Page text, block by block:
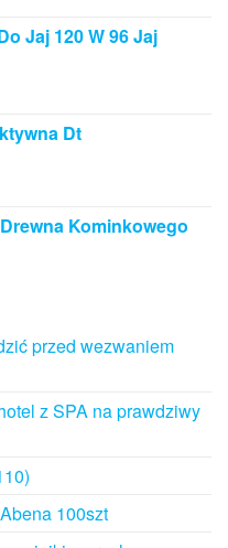
Jaj 120 W 96 Jaj
Dt
Kominkowego
przed wezwaniem
z SPA na prawdziwy
100szt